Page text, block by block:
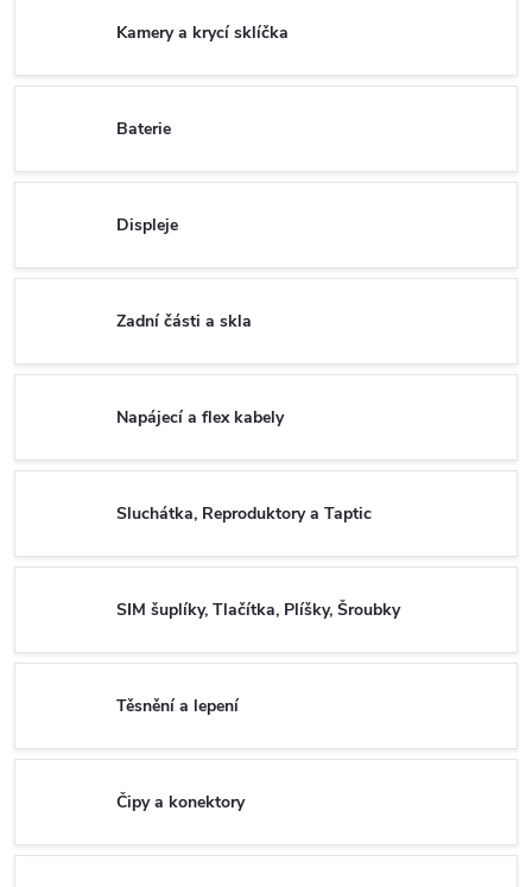
Kamery a krycí sklíčka
Baterie
Displeje
Zadní části a skla
Napájecí a flex kabely
Sluchátka, Reproduktory a Taptic
SIM šuplíky, Tlačítka, Plíšky, Šroubky
Těsnění a lepení
Čipy a konektory